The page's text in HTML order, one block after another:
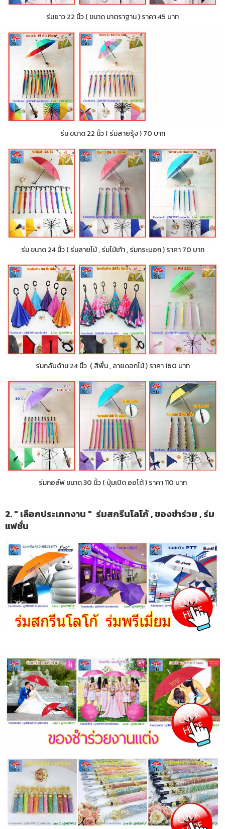
ร่มยาว 22 นิ้ว ( ขนาด มาตราฐาน ) ราคา 45 บาท
ร่ม ขนาด 22 นิ้ว ( ร่มสายรุ้ง ) 70 บาท
ร่ม ขนาด 24 นิ้ว ( ร่มลายไม้ , ร่มไม้เท้า , ร่มกระบอก ) ราคา 70 บาท
ร่มกลับด้าน 24 นิ้ว ( สีพื้น , ลายดอกไม้ ) ราคา 160 บาท
ร่มกอล์ฟ ขนาด 30 นิ้ว ( ปุ่มเปิด ออโต้ ) ราคา 110 บาท
2. " เลือกประเภทงาน " ร่มสกรีนโลโก้ , ของชำร่วย , ร่ม
แฟชั่น